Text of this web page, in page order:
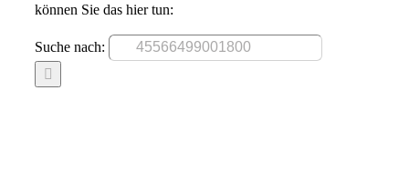
können Sie das hier tun:
Suche nach: